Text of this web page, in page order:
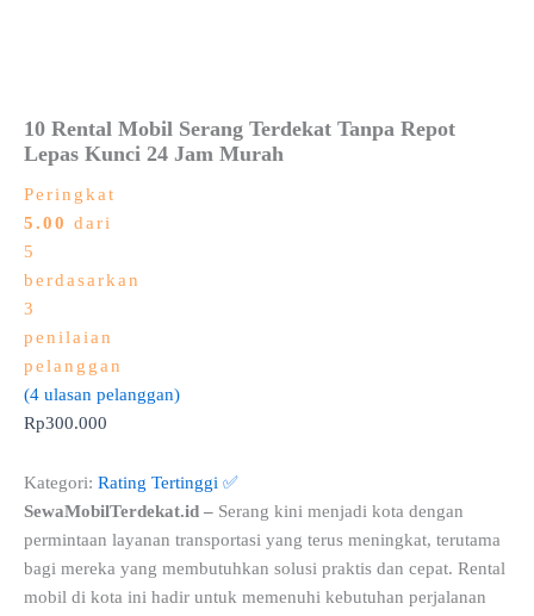
10 Rental Mobil Serang Terdekat Tanpa Repot
Lepas Kunci 24 Jam Murah
Peringkat
5.00 dari
5
berdasarkan
3
penilaian
pelanggan
(4 ulasan pelanggan)
Rp300.000
Kategori: Rating Tertinggi ✅
SewaMobilTerdekat.id – Serang kini menjadi kota dengan
permintaan layanan transportasi yang terus meningkat, terutama
bagi mereka yang membutuhkan solusi praktis dan cepat. Rental
mobil di kota ini hadir untuk memenuhi kebutuhan perjalanan